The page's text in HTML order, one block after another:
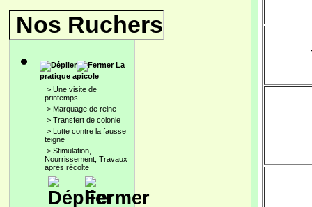
Nos Ruchers
La
pratique apicole
> Une visite de
printemps
> Marquage de reine
> Transfert de colonie
> Lutte contre la fausse
teigne
> Stimulation,
Nourrissement; Travaux
après récolte